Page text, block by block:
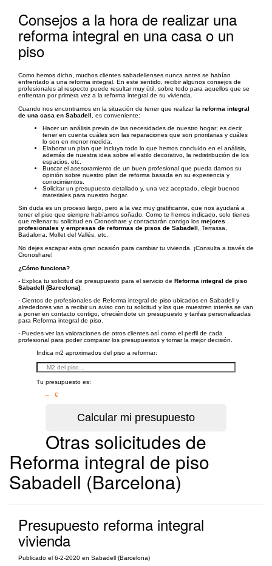
Consejos a la hora de realizar una
reforma integral en una casa o un
piso
Como hemos dicho, muchos clientes sabadellenses nunca antes se habían
enfrentado a una reforma integral. En este sentido, recibir algunos consejos de
profesionales al respecto puede resultar muy útil, sobre todo para aquellos que se
enfrentan por primera vez a la reforma integral de su vivienda.
Cuando nos encontramos en la situación de tener que realizar la reforma integral
de una casa en Sabadell , es conveniente:
Hacer un análisis previo de las necesidades de nuestro hogar; es decir,
tener en cuenta cuáles son las reparaciones que son prioritarias y cuáles
lo son en menor medida.
Elaborar un plan que incluya todo lo que hemos concluido en el análisis,
además de nuestra idea sobre el estilo decorativo, la redistribución de los
espacios, etc.
Buscar el asesoramiento de un buen profesional que pueda darnos su
opinión sobre nuestro plan de reforma basada en su experiencia y
conocimientos.
Solicitar un presupuesto detallado y, una vez aceptado, elegir buenos
materiales para nuestro hogar.
Sin duda es un proceso largo, pero a la vez muy gratificante, que nos ayudará a
tener el piso que siempre habíamos soñado. Como te hemos indicado, solo tienes
que rellenar tu solicitud en Cronoshare y contactarán contigo los mejores
profesionales y empresas de reformas de pisos de Sabadell , Terrassa,
Badalona, Mollet del Vallés, etc.
No dejes escapar esta gran ocasión para cambiar tu vivienda. ¡Consulta a través de
Cronoshare!
¿Cómo funciona?
- Explica tu solicitud de presupuesto para el servicio de Reforma integral de piso
Sabadell (Barcelona)
- Cientos de profesionales de Reforma integral de piso ubicados en Sabadell y
alrededores van a recibir un aviso con tu solicitud y los que muestren interés se van
a poner en contacto contigo, ofreciéndote un presupuesto y tarifas personalizadas
para Reforma integral de piso.
- Puedes ver las valoraciones de otros clientes así como el perfil de cada
profesional para poder comparar los presupuestos y tomar la mejor decisión.
Indica m2 aproximados del piso a reformar:
Tu presupuesto es:
– €
Otras solicitudes de
Reforma integral de piso
Sabadell (Barcelona)
Presupuesto reforma integral
vivienda
Publicado el 6-2-2020 en Sabadell (Barcelona)